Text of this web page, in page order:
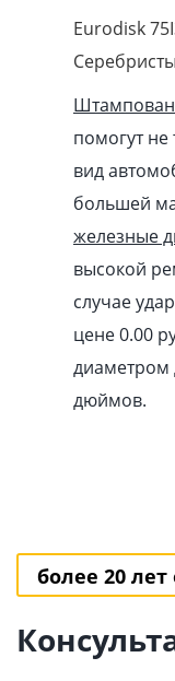
Eurodisk
помогут
вид
большей
железные
высокой
случае
цене 0.00
дюймов.
более 20